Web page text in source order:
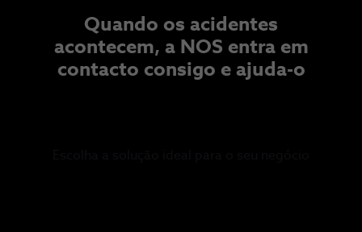
Quando os acidentes
acontecem, a NOS entra em
contacto consigo e ajuda-o